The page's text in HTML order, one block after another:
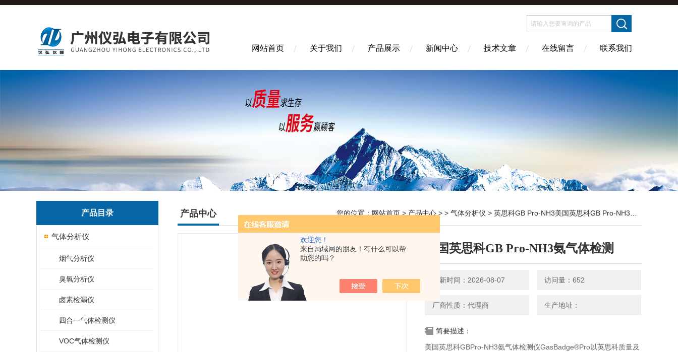
欢迎您！
来自局域网的朋友！有什么可以帮
助您的吗？
网站首页 关于我们 产品展示 新闻中心 技术文章 在线留言 联系我们
产品目录
气体分析仪
烟气分析仪
臭氧分析仪
卤素检漏仪
四合一气体检测仪
VOC气体检测仪
产品中心 您的位置： 网站首页 > 产品中心 > > 气体分析仪 > 英思科GB Pro-NH3美国英思科GB Pro-NH3氨气体检测
美国英思科GB Pro-NH3氨气体检测
更新时间：2026-08-07 访问量：652
厂商性质：代理商 生产地址：
简要描述：
美国英思科GBPro-NH3氨气体检测仪GasBadge®Pro以英思科质量及